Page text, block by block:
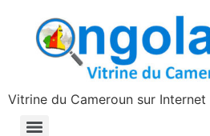
principal
Vitrine du Cameroun sur Internet